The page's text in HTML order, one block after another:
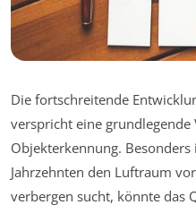
Die fortschreitende
verspricht eine
Objekterkennung.
Jahrzehnten den Luftraum
verbergen sucht, könnte das